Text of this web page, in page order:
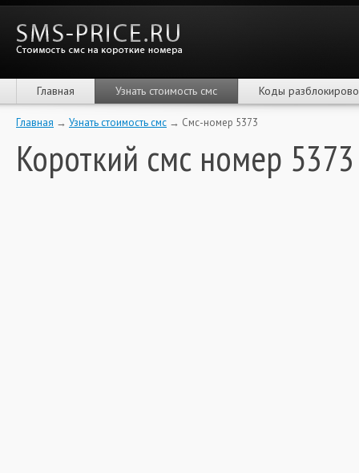
Главная Узнать стоимость смс Коды
Главная → Узнать стоимость смс → Смс-номер 5373
Короткий смс номер 5373